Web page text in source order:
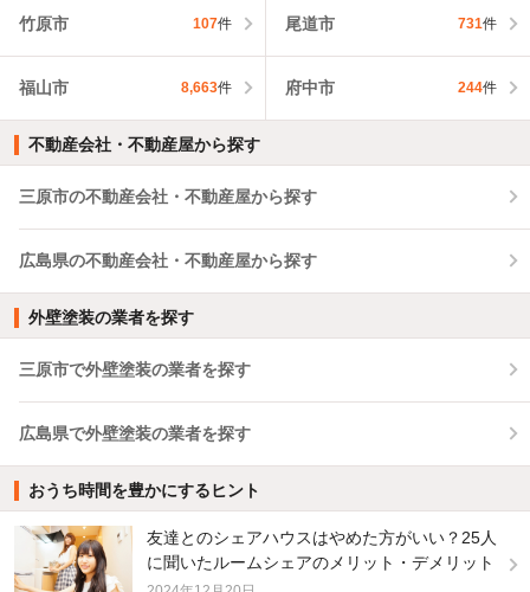
竹原市 107件 尾道市 731件
福山市 8,663件 府中市 244件
不動産会社・不動産屋から探す
三原市の不動産会社・不動産屋から探す
広島県の不動産会社・不動産屋から探す
外壁塗装の業者を探す
三原市で外壁塗装の業者を探す
広島県で外壁塗装の業者を探す
おうち時間を豊かにするヒント
友達とのシェアハウスはやめた方がいい？25人
に聞いたルームシェアのメリット・デメリット